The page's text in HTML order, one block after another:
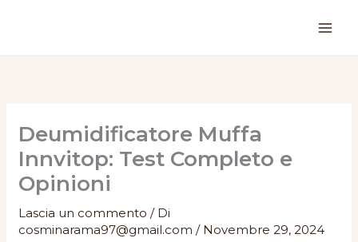
Deumidificatore Muffa
Innvitop: Test Completo e
Opinioni
Lascia un commento / Di
cosminarama97@gmail.com/ Novembre 29, 2024